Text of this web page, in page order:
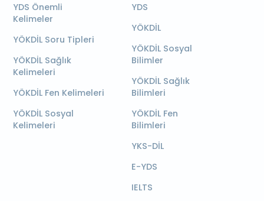
YDS Önemli
Kelimeler
YÖKDİL Soru Tipleri
YÖKDİL Sağlık
Kelimeleri
YÖKDİL Fen Kelimeleri
YÖKDİL Sosyal
Kelimeleri
YDS
YÖKDİL
YÖKDİL Sosyal
Bilimler
YÖKDİL Sağlık
Bilimleri
YÖKDİL Fen
Bilimleri
YKS-DİL
E-YDS
IELTS